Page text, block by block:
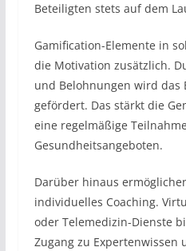
Beteiligten stets auf dem
Gamification-Elemente in
die Motivation zusätzlich.
und Belohnungen wird das
gefördert. Das stärkt die
eine regelmäßige
Gesundheitsangeboten.
Darüber hinaus
individuelles Coaching.
oder Telemedizin-Dienste
Zugang zu Expertenwissen